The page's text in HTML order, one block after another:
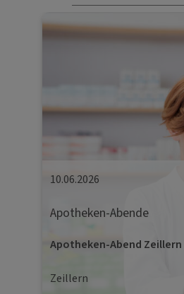
10.06.2026
Apotheken-Abende
Apotheken-Abend Zeillern
Zeillern